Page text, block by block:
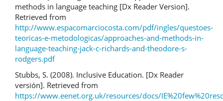
methods in language teaching [Dx Reader Version].
Retrieved from
http://www.espacomarciocosta.com/pdf/ingles/questoes-
teoricas-e-metodologicas/approaches-and-methods-in-
language-teaching-jack-c-richards-and-theodore-s-
rodgers.pdf
Stubbs, S. (2008). Inclusive Education. [Dx Reader
versión]. Retrieved from
https://www.eenet.org.uk/resources/docs/